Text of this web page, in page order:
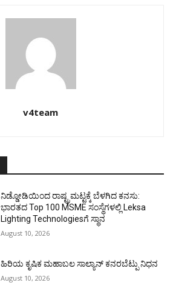
v4team
ನಿಡ್ಡೋಡಿಯಿಂದ ರಾಷ್ಟ್ರಮಟ್ಟಕ್ಕೆ ಬೆಳಗಿದ ಕನಸು:
ಭಾರತದ Top 100 MSME ಸಂಸ್ಥೆಗಳಲ್ಲಿ Leksa
Lighting Technologiesಗೆ ಸ್ಥಾನ
August 10, 2026
ಹಿರಿಯ ಕೃಷಿಕ ಮಹಾಬಲ ಸಾಲ್ಯಾನ್ ಕನರಬೆಟ್ಪು ನಿಧನ
August 10, 2026